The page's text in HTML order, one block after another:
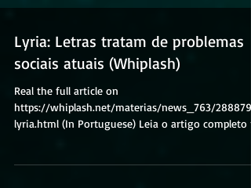
Lyria: Letras tratam de problemas
sociais atuais (Whiplash)
Real the full article on
https://whiplash.net/materias/news_763/288879-
lyria.html (In Portuguese) Leia o artigo completo no